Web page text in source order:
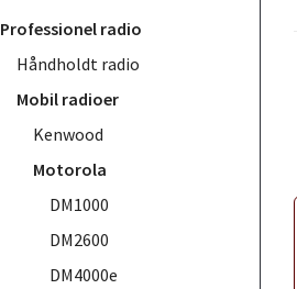
Professionel radio
Håndholdt radio
Mobil radioer
Kenwood
Motorola
DM1000
DM2600
DM4000e